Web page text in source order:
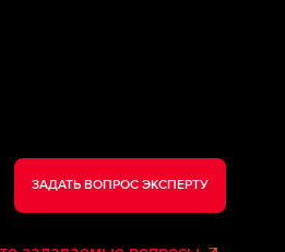
ЗАДАТЬ ВОПРОС ЭКСПЕРТУ